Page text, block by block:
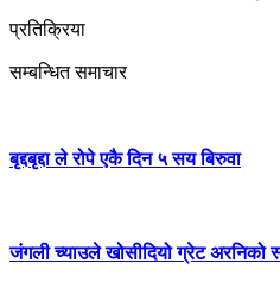
प्रतिक्रिया
सम्बन्धित समाचार
बृद्दबृद्दा ले रोपे एकै दिन ५ सय बिरुवा
जंगली च्याउले खोसीदियो ग्रेट अरनिको